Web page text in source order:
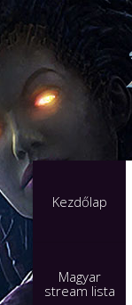
Kezdőlap
Magyar
stream lista